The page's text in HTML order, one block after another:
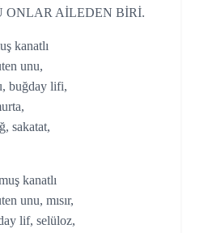
ONLAR AİLEDEN BİRİ.
kanatlı
unu,
buğday lifi,
sakatat,
kanatlı
unu, mısır,
lif, selüloz,